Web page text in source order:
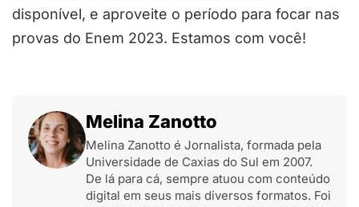
disponível, e aproveite o período para focar nas
provas do Enem 2023. Estamos com você!
Melina Zanotto
Melina Zanotto é Jornalista, formada pela
Universidade de Caxias do Sul em 2007.
De lá para cá, sempre atuou com conteúdo
digital em seus mais diversos formatos. Foi